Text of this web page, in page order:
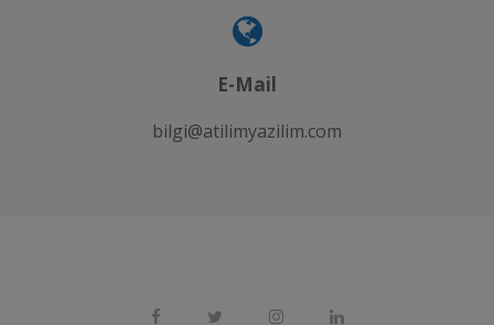
E-Mail
bilgi@atilimyazilim.com